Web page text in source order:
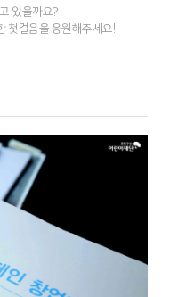
있을까요?
첫걸음을 응원해주세요!